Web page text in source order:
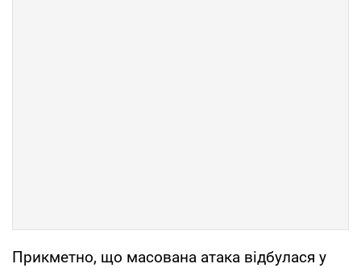
Прикметно, що масована атака відбулася у